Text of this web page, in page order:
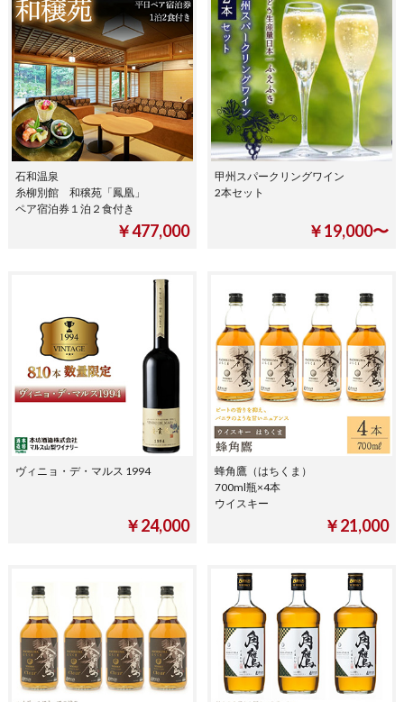
石和温泉
糸柳別館 和穣苑「鳳凰」
ペア宿泊券１泊２食付き
￥477,000
甲州スパークリングワイン
2本セット
￥19,000〜
ヴィニョ・デ・マルス 1994
￥24,000
蜂角鷹（はちくま）
700ml瓶×4本
ウイスキー
￥21,000